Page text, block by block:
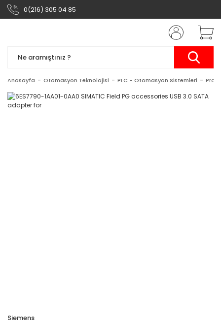
0(216) 305 04 85
Anasayfa Otomasyon Teknolojisi PLC - Otomasyon Sistemleri
Siemens